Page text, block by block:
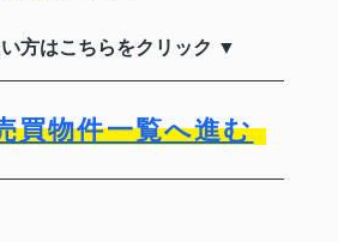
方はこちらをクリック ▼
買物件一覧へ進む